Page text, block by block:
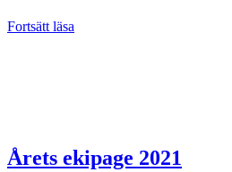
Fortsätt läsa
Årets ekipage 2021